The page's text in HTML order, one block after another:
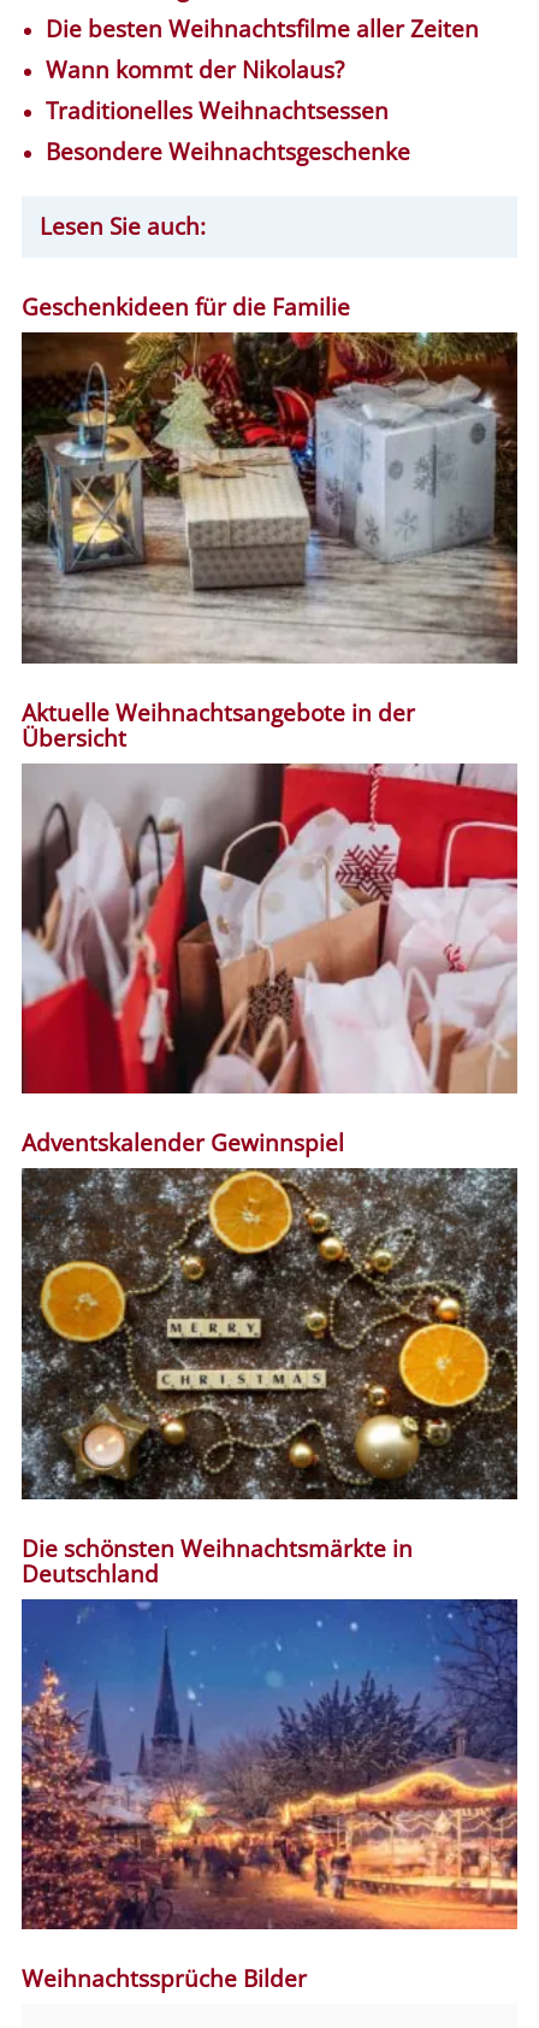
Die besten Weihnachtsfilme aller Zeiten
Wann kommt der Nikolaus?
Traditionelles Weihnachtsessen
Besondere Weihnachtsgeschenke
Lesen Sie auch:
Geschenkideen für die Familie
Aktuelle Weihnachtsangebote in der
Übersicht
Adventskalender Gewinnspiel
Die schönsten Weihnachtsmärkte in
Deutschland
Weihnachtssprüche Bilder